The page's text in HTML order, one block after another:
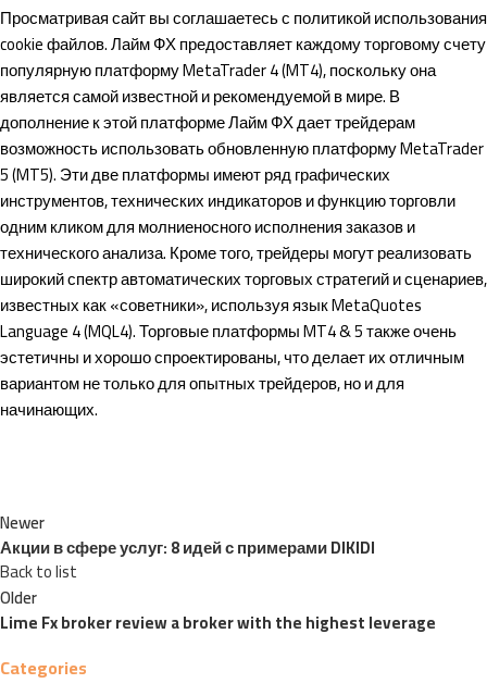
Просматривая сайт вы соглашаетесь с политикой использования
cookie файлов. Лайм ФХ предоставляет каждому торговому счету
популярную платформу MetaTrader 4 (MT4), поскольку она
является самой известной и рекомендуемой в мире. В
дополнение к этой платформе Лайм ФХ дает трейдерам
возможность использовать обновленную платформу MetaTrader
5 (MT5). Эти две платформы имеют ряд графических
инструментов, технических индикаторов и функцию торговли
одним кликом для молниеносного исполнения заказов и
технического анализа. Кроме того, трейдеры могут реализовать
широкий спектр автоматических торговых стратегий и сценариев,
известных как «советники», используя язык MetaQuotes
Language 4 (MQL4). Торговые платформы MT4 & 5 также очень
эстетичны и хорошо спроектированы, что делает их отличным
вариантом не только для опытных трейдеров, но и для
начинающих.
Newer
Акции в сфере услуг: 8 идей с примерами DIKIDI
Back to list
Older
Lime Fx broker review a broker with the highest leverage
Categories